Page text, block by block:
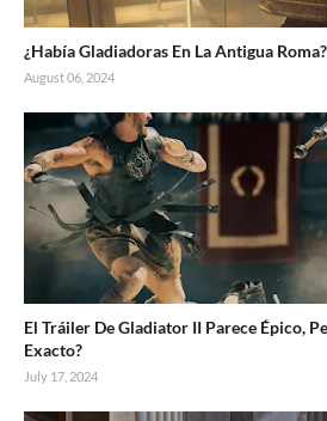
¿Había Gladiadoras En La Antigua Roma?
August 06, 2024
El Tráiler De Gladiator II Parece Épico,
Exacto?
July 17, 2024